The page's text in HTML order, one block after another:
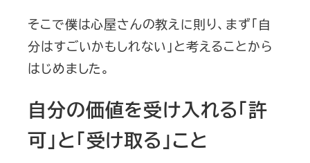
そこで僕は心屋さんの教えに則り、まず「自
分はすごいかもしれない」と考えることから
はじめました。
自分の価値を受け入れる「許
可」と「受け取る」こと